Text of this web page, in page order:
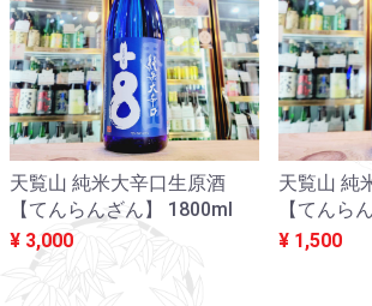
天覧山 純米大辛口生原酒
【てんらんざん】 1800ml
¥ 3,000
天覧山 純
【てんら
¥ 1,500